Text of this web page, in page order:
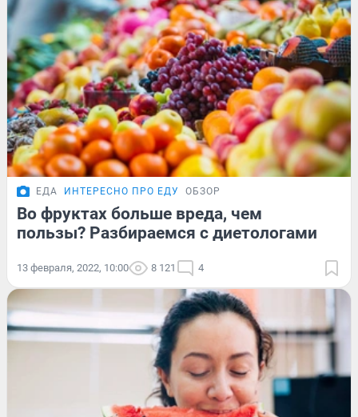
ЕДА ИНТЕРЕСНО ПРО ЕДУ ОБЗОР
Во фруктах больше вреда, чем
пользы? Разбираемся с диетологами
13 февраля, 2022, 10:00 8 121 4